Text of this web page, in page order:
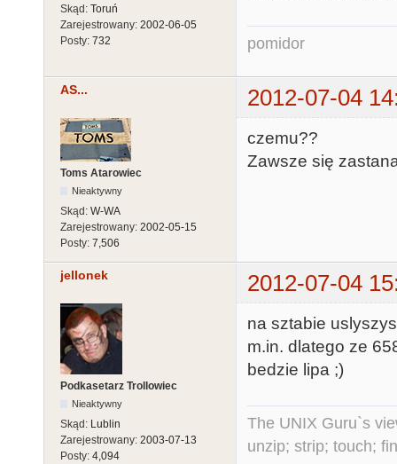
Skąd: Toruń
Zarejestrowany: 2002-06-05
Posty: 732 pomidor
AS... 2012-07-04
Toms Atarowiec
Nieaktywny
Skąd: W-WA
Zarejestrowany: 2002-05-15
Posty: 7,506
czemu??
Zawsze się
jellonek 2012-07-04
Podkasetarz Trollowiec
Nieaktywny
Skąd: Lublin
Zarejestrowany: 2003-07-13
Posty: 4,094
na sztabie
m.in. dlatego ze
bedzie lipa ;)
The UNIX Guru`s
unzip; strip; touch;